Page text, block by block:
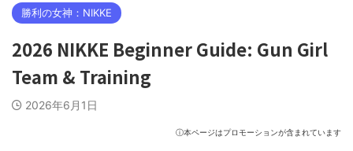
勝利の女神：NIKKE
2026 NIKKE Beginner Guide: Gun Girl
Team & Training
2026年6月1日
ⓘ本ページはプロモーションが含まれています